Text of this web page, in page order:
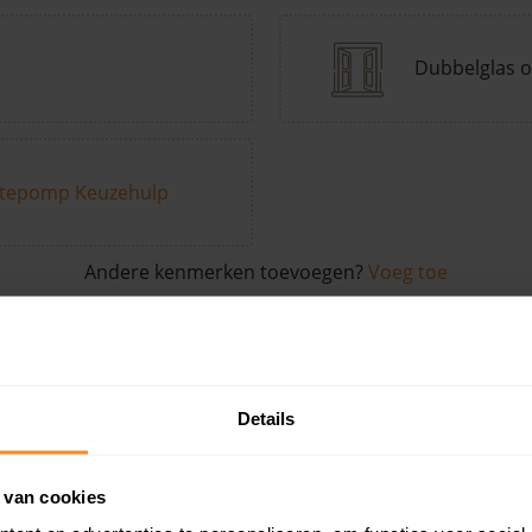
Details
cookies
Dubbelglas
Keuzehulp
Andere kenmerken toevoegen? Voeg toe
de buurt